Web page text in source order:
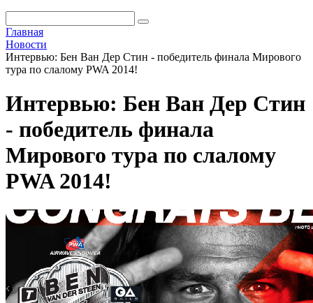
Главная
Новости
Интервью: Бен Ван Дер Стин - победитель финала Мирового
тура по слалому PWA 2014!
Интервью: Бен Ван Дер Стин
- победитель финала
Мирового тура по слалому
PWA 2014!